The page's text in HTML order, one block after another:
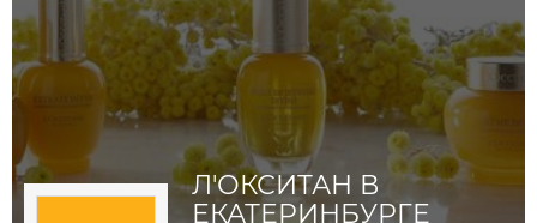
Л'ОКСИТАН В
ЕКАТЕРИНБУРГЕ